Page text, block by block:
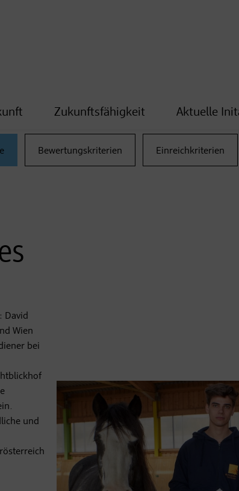
Zukunftsfähigkeit Aktuelle
Bewertungskriterien Einreichkriterien
David
Wien
bei
und